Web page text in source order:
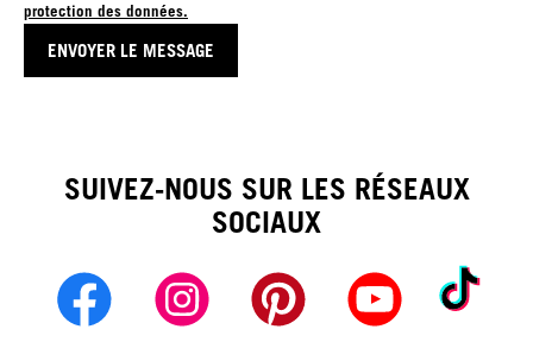
protection des données.
ENVOYER LE MESSAGE
SUIVEZ-NOUS SUR LES RÉSEAUX
SOCIAUX